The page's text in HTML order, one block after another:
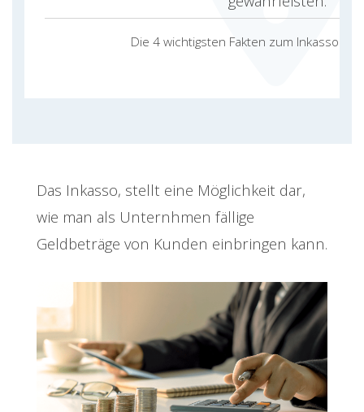
Die 4 wichtigsten Fakten zum Inkasso
Das Inkasso, stellt eine Möglichkeit dar,
wie man als Unternhmen fällige
Geldbeträge von Kunden einbringen kann.